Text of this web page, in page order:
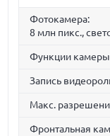
Фотокамера:
8 млн пикс.,
Функции
Запись
Макс.
Фронтальная